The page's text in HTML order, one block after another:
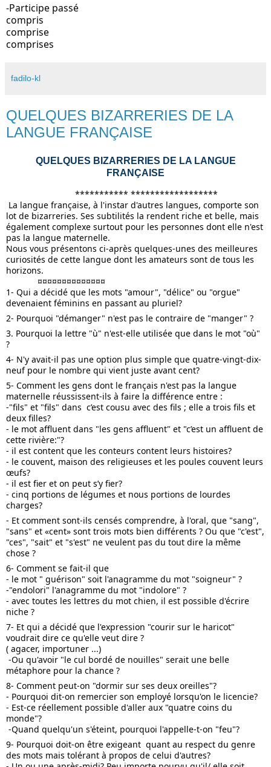
-Participe passé
compris
comprise
comprises
fadilo-kl
QUELQUES BIZARRERIES DE LA
LANGUE FRANÇAISE
QUELQUES BIZARRERIES DE LA LANGUE
FRANÇAISE
         *********** ******************
lot de bizarreries. Ses subtilités la rendent riche et belle, mais
également complexe surtout pour les personnes dont elle n'est
pas la langue maternelle.
Nous vous présentons ci-après quelques-unes des meilleures
curiosités de cette langue dont les amateurs sont de tous les
horizons.
             ¤¤¤¤¤¤¤¤¤¤¤¤¤¤
1- Qui a décidé que les mots "amour", "délice" ou "orgue"
devenaient féminins en passant au pluriel?
2- Pourquoi "démanger" n'est pas le contraire de "manger" ?
3. Pourquoi la lettre "ù" n'est-elle utilisée que dans le mot "où"
?
4- N'y avait-il pas une option plus simple que quatre-vingt-dix-
neuf pour le nombre qui vient juste avant cent?
5- Comment les gens dont le français n'est pas la langue
maternelle réussissent-ils à faire la différence entre :
-"fils" et "fils" dans  c’est cousu avec des fils ; elle a trois fils et
deux filles?
- le mot affluent dans "les gens affluent" et "c’est un affluent de
cette rivière:"?
- il est content que les conteurs content leurs histoires?
- le couvent, maison des religieuses et les poules couvent leurs
œufs?
- il est fier et on peut s’y fier?
- cinq portions de légumes et nous portions de lourdes
charges?
- Et comment sont-ils censés comprendre, à l'oral, que "sang",
"sans" et «cent» sont trois mots bien différents ? Ou que "c'est",
"ces", "sait" et "s'est" ne veulent pas du tout dire la même
chose ?
6- Comment se fait-il que
- le mot " guérison" soit l'anagramme du mot "soigneur" ?
-"endolori" l'anagramme du mot "indolore" ?
- avec toutes les lettres du mot chien, il est possible d'écrire
niche ?
7- Et qui a décidé que l'expression "courir sur le haricot"
voudrait dire ce qu'elle veut dire ?
( agacer, importuner ...)
métaphore pour la chance ?
8- Comment peut-on "dormir sur ses deux oreilles"?
- Pourquoi dit-on remercier son employé lorsqu'on le licencie?
- Est-ce réellement possible d'aller aux "quatre coins du
monde"?
-Quand quelqu'un s'éteint, pourquoi l'appelle-t-on "feu"?
9- Pourquoi doit-on être exigeant  quant au respect du genre
des mots mais tolérant à propos de celui d'autres?